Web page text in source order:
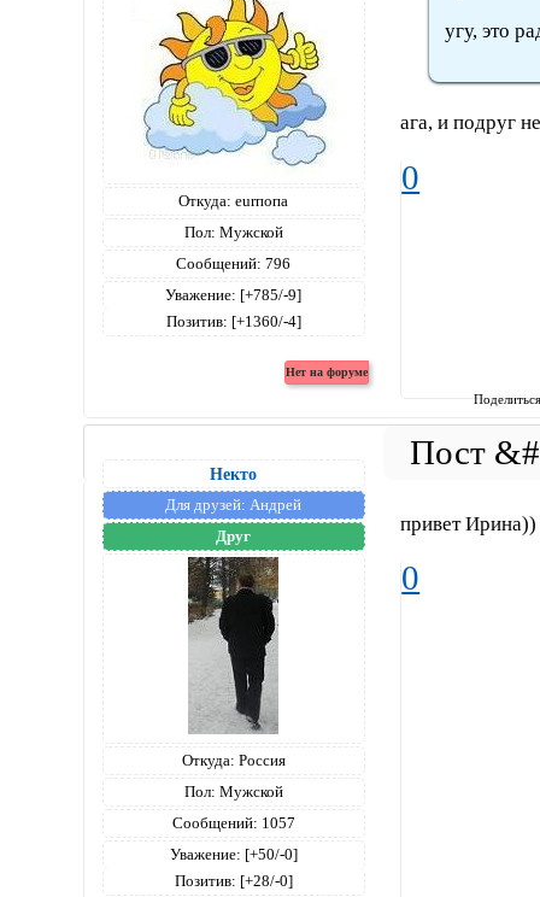
Откуда: eurпопа
Пол: Мужской
Сообщений: 796
Уважение: [+785/-9]
Позитив: [+1360/-4]
угу, это
ага, и подруг
0
Некто
Для друзей: Андрей
Друг
Откуда: Россия
Пол: Мужской
Сообщений: 1057
Уважение: [+50/-0]
Позитив: [+28/-0]
привет
0